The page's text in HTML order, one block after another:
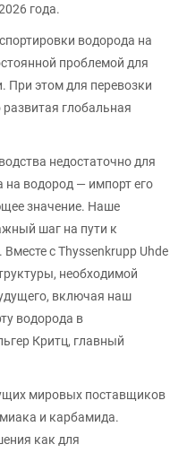
года.
водорода на
проблемой для
При этом для перевозки
глобальная
недостаточно для
на водород — импорт его
значение. Наше
шаг на пути к
с Thyssenkrupp Uhde
необходимой
включая наш
водорода в
Критц, главный
мировых поставщиков
и карбамида.
как для